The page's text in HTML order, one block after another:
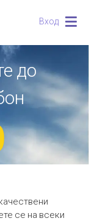
Вход
до
се на всеки